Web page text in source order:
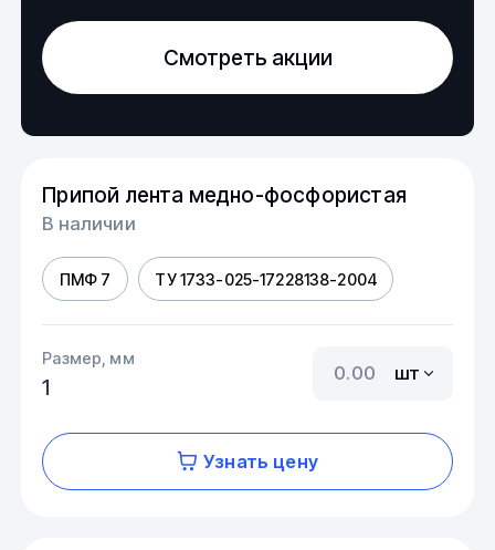
Смотреть акции
Припой лента медно-фосфористая
В наличии
ПМФ 7 ТУ 1733-025-17228138-2004
Размер, мм
1
шт
Узнать цену